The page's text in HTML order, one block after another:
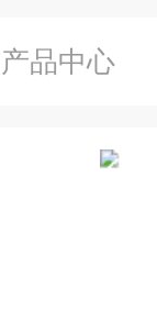
产品中心